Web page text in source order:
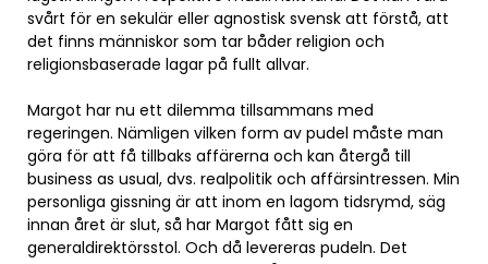
svårt för en sekulär eller agnostisk svensk att förstå, att
det finns människor som tar båder religion och
religionsbaserade lagar på fullt allvar.
Margot har nu ett dilemma tillsammans med
regeringen. Nämligen vilken form av pudel måste man
göra för att få tillbaks affärerna och kan återgå till
business as usual, dvs. realpolitik och affärsintressen. Min
personliga gissning är att inom en lagom tidsrymd, säg
innan året är slut, så har Margot fått sig en
generaldirektörsstol. Och då levereras pudeln. Det